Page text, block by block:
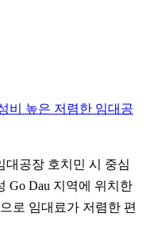
비 높은 저렴한 임대공
대공장 호치민 시 중심
Go Dau 지역에 위치한
로 임대료가 저렴한 편